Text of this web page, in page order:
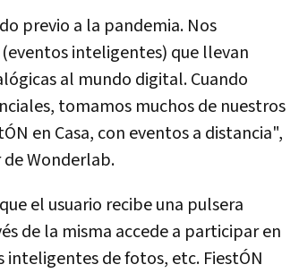
previo a la pandemia. Nos
inteligentes) que llevan
al mundo digital. Cuando
tomamos muchos de nuestros
en Casa, con eventos a distancia",
Wonderlab.
el usuario recibe una pulsera
de la misma accede a participar en
de fotos, etc. FiestÓN